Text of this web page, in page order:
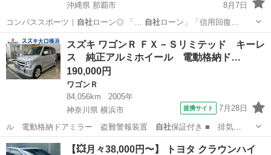
沖縄県 那覇市
8月7日
コンパススポーツ｜ 自社 ローン◎ 「… 自社ローン」「信用回復…
沖縄 那覇市 その他
スズキ ワゴンＲ ＦＸ－Ｓリミテッド キーレ
ス 純正アルミホイール 電動格納ド…
190,000円
ワゴンＲ
84,056km
2005年
神奈川県 横浜市
提携サイト 7月28日
ル 電動格納ドアミラー 盗難警報装置 自社保証付き ■ 排気
量： 660cc ■…
神奈川 横浜市 ワゴンＲ
【💥月々38,000円〜】 トヨタ クラウンハイ